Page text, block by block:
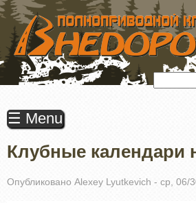
ПЕРЕЙТИ
ОСНОВНОМУ
СОДЕРЖАНИЮ
☰ Menu
Клубные календари
Опубликовано Alexey Lyutkevich - ср, 06/